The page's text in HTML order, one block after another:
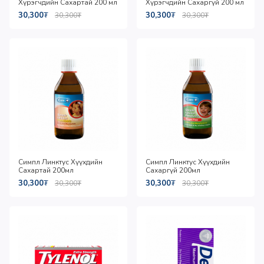
Хүрэгчдийн Сахартай 200 мл
30,300₮ 30,300₮
Хүрэгчдийн Сахаргүй 200 мл
30,300₮ 30,300₮
Симпл Линктус Хүүхдийн
Сахартай 200мл
30,300₮ 30,300₮
Симпл Линктус Хүүхдийн
Сахаргүй 200мл
30,300₮ 30,300₮